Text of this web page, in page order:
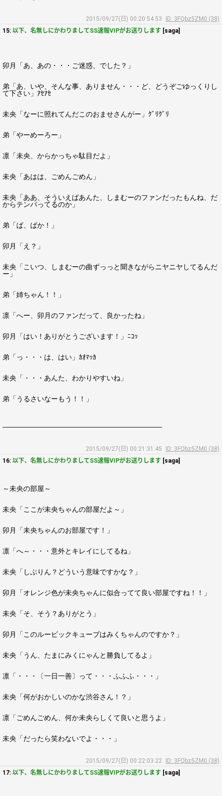
2015/09/27(日) 00:20:54.53
ID: 3FQbz5ZM0 (38)
15: 以下、名無しにかわりましてSS速報VIPがお送りします [saga]
卯月「あ、あの・・・ご迷惑、でした？」
弟「あ、いや、そんな事、ありません・・・ど、どうぞごゆっくりし
て下さい」ｱｾｱｾ
未央「なーに照れてんだこのおませさんがー」ｸﾞﾘｸﾞﾘ
弟「やーめーろー」
凛「未央、からかっちゃ駄目だよ」
未央「あはは、ごめんごめん」
未央「ああ、そういえばあんた、しまむーのファンだったもんね、だ
からテンパってるのか」
弟「ば、ばか！」
卯月「え？」
未央「こいつ、しまむーの曲ずっっと聞きながらニヤニヤしてるんだ
ー」
弟「姉ちゃん！！」
凛「へー、卯月のファンだって、良かったね」
卯月「はい！ありがとうございます！」ﾆｺｯ
弟「っ・・・は、はい」ｶｵﾏｯｶ
未央「・・・あんた、わかりやすいね」
弟「うるさいなーもう！！」
―――――――――――――――――――――――
2015/09/27(日) 00:21:31.45
ID: 3FQbz5ZM0 (38)
16: 以下、名無しにかわりましてSS速報VIPがお送りします [saga]
～未央の部屋～
未央「ここが未央ちゃんの部屋だよ～」
卯月「未央ちゃんのお部屋です！」
凛「へ～・・・意外とキレイにしてるね」
未央「しぶりん？どういう意味ですかな？」
卯月「オレンジ色が未央ちゃんに似合ってて良い部屋ですね！！」
未央「そ、そう？ありがとう」
卯月「このルービックキューブはみくちゃんのですか？」
未央「うん、たまにみくにゃんと勝負してるよ」
凛「・・・〔一日一善〕って・・・ふふふ・・・」
未央「何がおかしいのかな渋谷さん！？」
凛「ごめんごめん、何か未央らしくて良いと思うよ」
未央「だったら笑わないでよ・・・」
2015/09/27(日) 00:22:03.22
ID: 3FQbz5ZM0 (38)
17: 以下、名無しにかわりましてSS速報VIPがお送りします [saga]